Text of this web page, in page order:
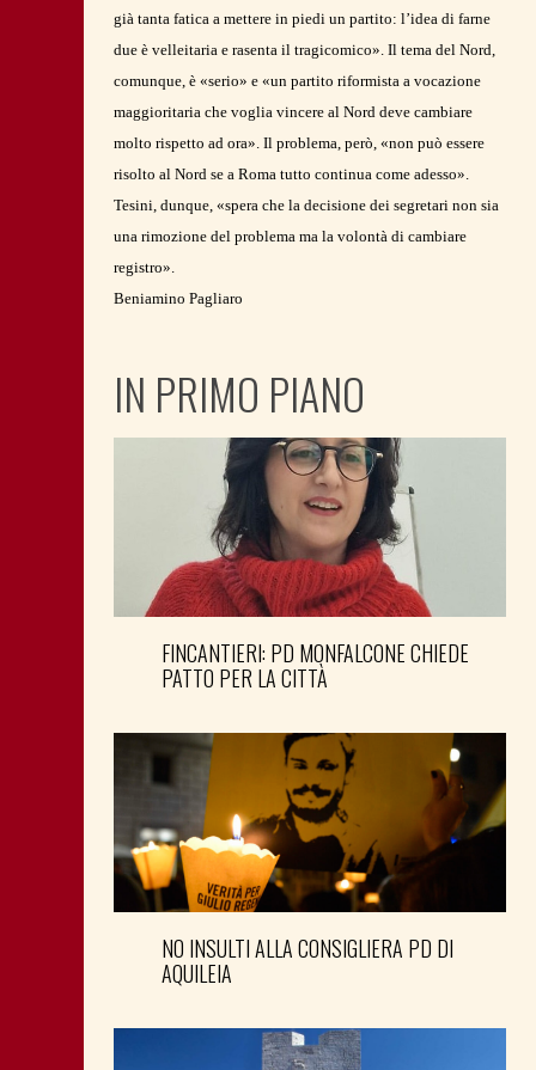
già tanta fatica a mettere in piedi un partito: l’idea di farne
due è velleitaria e rasenta il tragicomico». Il tema del Nord,
comunque, è «serio» e «un partito riformista a vocazione
maggioritaria che voglia vincere al Nord deve cambiare
molto rispetto ad ora». Il problema, però, «non può essere
risolto al Nord se a Roma tutto continua come adesso».
Tesini, dunque, «spera che la decisione dei segretari non sia
una rimozione del problema ma la volontà di cambiare
registro».
Beniamino Pagliaro
IN PRIMO PIANO
FINCANTIERI: PD MONFALCONE CHIEDE
PATTO PER LA CITTÀ
NO INSULTI ALLA CONSIGLIERA PD DI
AQUILEIA